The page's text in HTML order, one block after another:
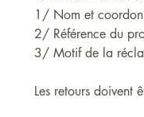
1/ Nom et
2/ Référence du
3/ Motif de la
Les retours doivent